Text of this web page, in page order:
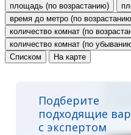
площадь (по возрастанию)
время до метро (по
количество комнат (по
количество комнат (по
Списком
На карте
Подберите
подходящие
с экспертом